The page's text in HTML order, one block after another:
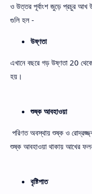
ও উত্তর পূর্বাংশ জুড়ে প্রচুর আখ
গুলি হল -
উষ্ণতা
এখানে বছরে গড় উষ্ণতা 20
হয়।
শুষ্ক আবহাওয়া
পরিণত অবস্থায় শুষ্ক ও
শুষ্ক আবহাওয়া থাকায় আখের
বৃষ্টিপাত